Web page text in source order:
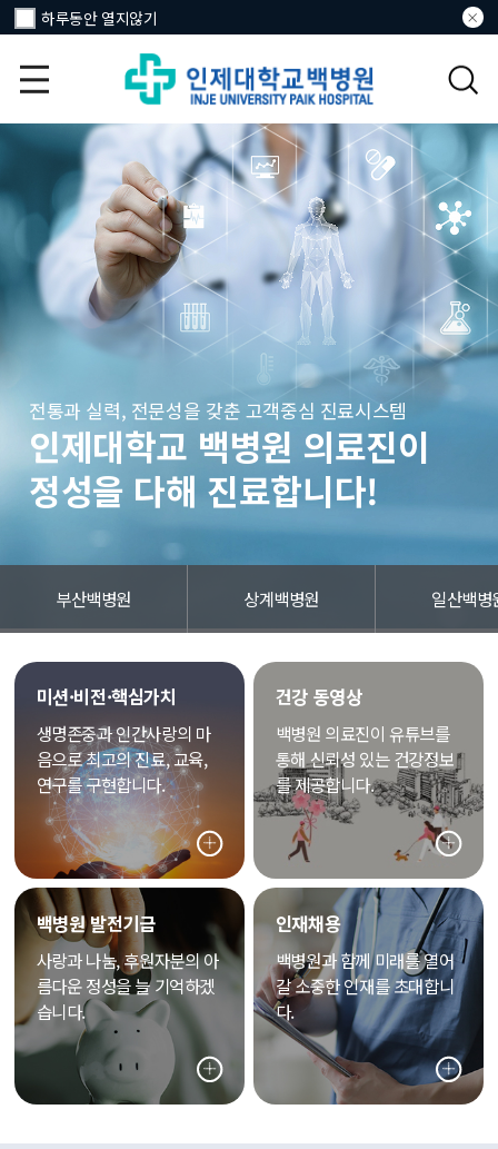
하루동안 열지않기
전통과 실력, 전문성을 갖춘 고객중심 진료시스템
인제대학교 백병원 의료진이
정성을 다해 진료합니다!
부산백병원 상계백병원 일산백병
미션·비전·핵심가치
생명존중과 인간사랑의 마
음으로 최고의 진료, 교육,
연구를 구현합니다.
건강 동영상
백병원 의료진이 유튜브를
통해 신뢰성 있는 건강정보
를 제공합니다.
백병원 발전기금
사랑과 나눔, 후원자분의 아
름다운 정성을 늘 기억하겠
습니다.
인재채용
백병원과 함께 미래를 열어
갈 소중한 인재를 초대합니
다.